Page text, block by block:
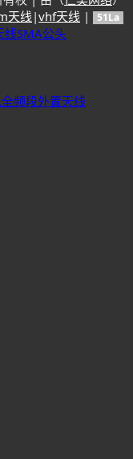
天线|vhf天线 | 51La
SMA公头
频段外置天线